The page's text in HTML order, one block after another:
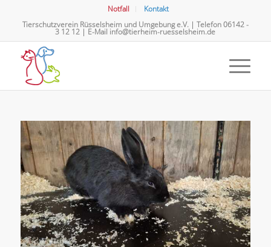
Notfall
Kontakt
Tierschutzverein Rüsselsheim und Umgebung e.V. | Telefon06142 -
3 12 12 | E-Mail info@tierheim-ruesselsheim.de